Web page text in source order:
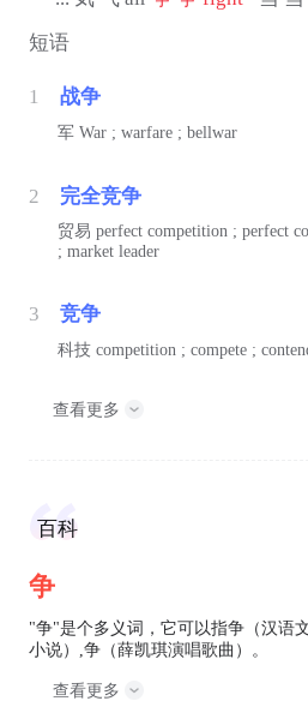
短语
1 战争
军 War ; warfare ; bellwar
2 完全竞争
贸易 perfect competition ; perfect
; market leader
3 竞争
科技 competition ; compete ;
查看更多
百科
争
"争"是个多义词，它可以指争（汉语
小说）,争（薛凯琪演唱歌曲）。
查看更多